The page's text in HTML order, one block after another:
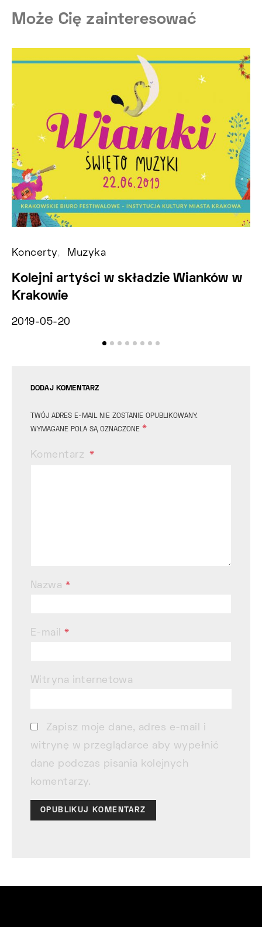
Może Cię zainteresować
Koncerty Muzyka
Kolejni artyści w składzie Wianków w
Krakowie
2019-05-20
DODAJ KOMENTARZ
TWÓJ ADRES E-MAIL NIE ZOSTANIE OPUBLIKOWANY.
WYMAGANE POLA SĄ OZNACZONE *
Komentarz
Nazwa *
E-mail*
Witryna internetowa
Zapisz moje dane, adres e-mail i
witrynę w przeglądarce aby wypełnić
dane podczas pisania kolejnych
komentarzy.